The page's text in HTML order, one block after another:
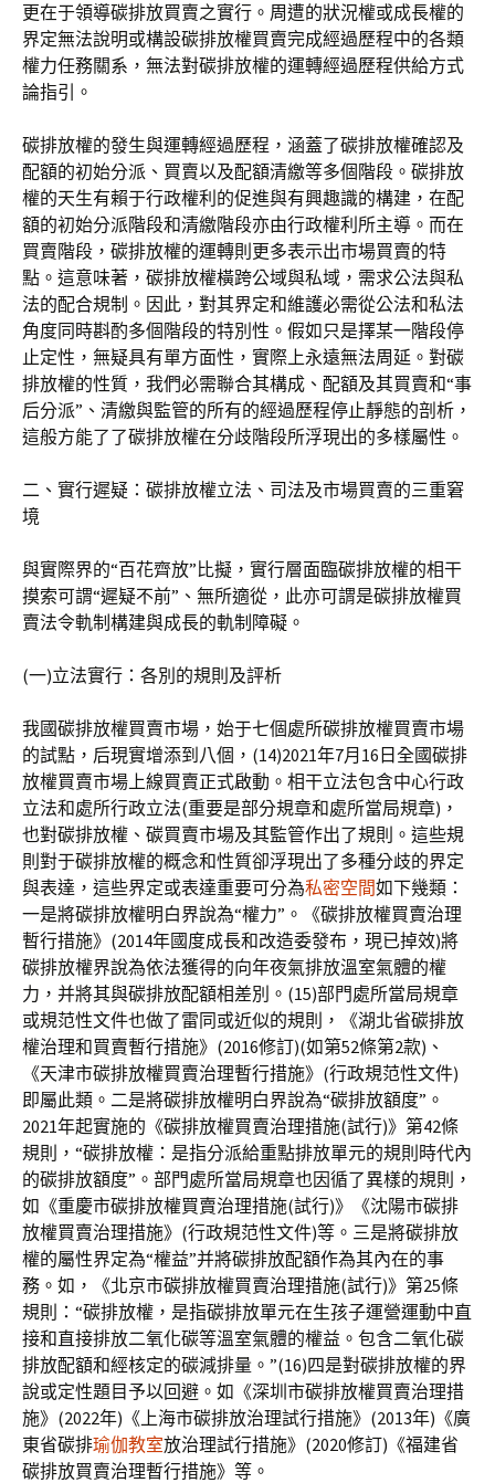
更在于領導碳排放買賣之實行。周遭的狀況權或成長權的
界定無法說明或構設碳排放權買賣完成經過歷程中的各類
權力任務關系，無法對碳排放權的運轉經過歷程供給方式
論指引。
碳排放權的發生與運轉經過歷程，涵蓋了碳排放權確認及
配額的初始分派、買賣以及配額清繳等多個階段。碳排放
權的天生有賴于行政權利的促進與有興趣識的構建，在配
額的初始分派階段和清繳階段亦由行政權利所主導。而在
買賣階段，碳排放權的運轉則更多表示出市場買賣的特
點。這意味著，碳排放權橫跨公域與私域，需求公法與私
法的配合規制。因此，對其界定和維護必需從公法和私法
角度同時斟酌多個階段的特別性。假如只是擇某一階段停
止定性，無疑具有單方面性，實際上永遠無法周延。對碳
排放權的性質，我們必需聯合其構成、配額及其買賣和“事
后分派”、清繳與監管的所有的經過歷程停止靜態的剖析，
這般方能了了碳排放權在分歧階段所浮現出的多樣屬性。
二、實行遲疑：碳排放權立法、司法及市場買賣的三重窘
境
與實際界的“百花齊放”比擬，實行層面臨碳排放權的相干
摸索可謂“遲疑不前”、無所適從，此亦可謂是碳排放權買
賣法令軌制構建與成長的軌制障礙。
(一)立法實行：各別的規則及評析
我國碳排放權買賣市場，始于七個處所碳排放權買賣市場
的試點，后現實增添到八個，(14)2021年7月16日全國碳排
放權買賣市場上線買賣正式啟動。相干立法包含中心行政
立法和處所行政立法(重要是部分規章和處所當局規章)，
也對碳排放權、碳買賣市場及其監管作出了規則。這些規
則對于碳排放權的概念和性質卻浮現出了多種分歧的界定
與表達，這些界定或表達重要可分為私密空間如下幾類：
一是將碳排放權明白界說為“權力”。《碳排放權買賣治理
暫行措施》(2014年國度成長和改造委發布，現已掉效)將
碳排放權界說為依法獲得的向年夜氣排放溫室氣體的權
力，并將其與碳排放配額相差別。(15)部門處所當局規章
或規范性文件也做了雷同或近似的規則，《湖北省碳排放
權治理和買賣暫行措施》(2016修訂)(如第52條第2款)、
《天津市碳排放權買賣治理暫行措施》(行政規范性文件)
即屬此類。二是將碳排放權明白界說為“碳排放額度”。
2021年起實施的《碳排放權買賣治理措施(試行)》第42條
規則，“碳排放權：是指分派給重點排放單元的規則時代內
的碳排放額度”。部門處所當局規章也因循了異樣的規則，
如《重慶市碳排放權買賣治理措施(試行)》《沈陽市碳排
放權買賣治理措施》(行政規范性文件)等。三是將碳排放
權的屬性界定為“權益”并將碳排放配額作為其內在的事
務。如，《北京市碳排放權買賣治理措施(試行)》第25條
規則：“碳排放權，是指碳排放單元在生孩子運營運動中直
接和直接排放二氧化碳等溫室氣體的權益。包含二氧化碳
排放配額和經核定的碳減排量。”(16)四是對碳排放權的界
說或定性題目予以回避。如《深圳市碳排放權買賣治理措
施》(2022年)《上海市碳排放治理試行措施》(2013年)《廣
東省碳排瑜伽教室放治理試行措施》(2020修訂)《福建省
碳排放買賣治理暫行措施》等。